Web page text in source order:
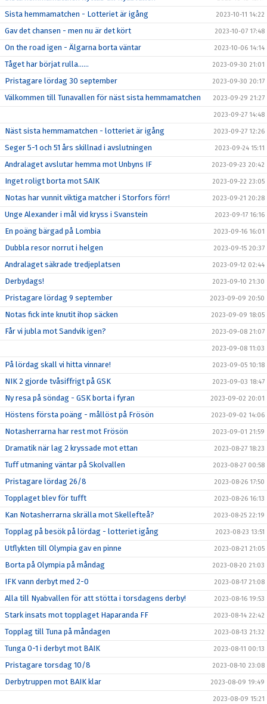
Sista hemmamatchen - Lotteriet är igång 2023-10-11 14:22
Gav det chansen - men nu är det kört 2023-10-07 17:48
On the road igen - Älgarna borta väntar 2023-10-06 14:14
Tåget har börjat rulla…… 2023-09-30 21:01
Pristagare lördag 30 september 2023-09-30 20:17
Välkommen till Tunavallen för näst sista hemmamatchen 2023-09-29 21:27
2023-09-27 14:48
Näst sista hemmamatchen - lotteriet är igång 2023-09-27 12:26
Seger 5-1 och 51 års skillnad i avslutningen 2023-09-24 15:11
Andralaget avslutar hemma mot Unbyns IF 2023-09-23 20:42
Inget roligt borta mot SAIK 2023-09-22 23:05
Notas har vunnit viktiga matcher i Storfors förr! 2023-09-21 20:28
Unge Alexander i mål vid kryss i Svanstein 2023-09-17 16:16
En poäng bärgad på Lombia 2023-09-16 16:01
Dubbla resor norrut i helgen 2023-09-15 20:37
Andralaget säkrade tredjeplatsen 2023-09-12 02:44
Derbydags! 2023-09-10 21:30
Pristagare lördag 9 september 2023-09-09 20:50
Notas fick inte knutit ihop säcken 2023-09-09 18:05
Får vi jubla mot Sandvik igen? 2023-09-08 21:07
2023-09-08 11:03
På lördag skall vi hitta vinnare! 2023-09-05 10:18
NIK 2 gjorde tvåsiffrigt på GSK 2023-09-03 18:47
Ny resa på söndag - GSK borta i fyran 2023-09-02 20:01
Höstens första poäng - mållöst på Frösön 2023-09-02 14:06
Notasherrarna har rest mot Frösön 2023-09-01 21:59
Dramatik när lag 2 kryssade mot ettan 2023-08-27 18:23
Tuff utmaning väntar på Skolvallen 2023-08-27 00:58
Pristagare lördag 26/8 2023-08-26 17:50
Topplaget blev för tufft 2023-08-26 16:13
Kan Notasherrarna skrälla mot Skellefteå? 2023-08-25 22:19
Topplag på besök på lördag - lotteriet igång 2023-08-23 13:51
Utflykten till Olympia gav en pinne 2023-08-21 21:05
Borta på Olympia på måndag 2023-08-20 21:03
IFK vann derbyt med 2-0 2023-08-17 21:08
Alla till Nyabvallen för att stötta i torsdagens derby! 2023-08-16 19:53
Stark insats mot topplaget Haparanda FF 2023-08-14 22:42
Topplag till Tuna på måndagen 2023-08-13 21:32
Tunga 0-1 i derbyt mot BAIK 2023-08-11 00:13
Pristagare torsdag 10/8 2023-08-10 23:08
Derbytruppen mot BAIK klar 2023-08-09 19:49
2023-08-09 15:21